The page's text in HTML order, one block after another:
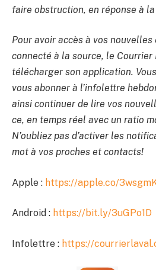
faire obstruction, en réponse à la
Pour avoir accès à vos
connecté à la source, le Courrier
télécharger son application.
vous abonner à l’infolettre
ainsi continuer de lire vos
ce, en temps réel avec un ratio
N’oubliez pas d’activer les
mot à vos proches et contacts!
Apple : https://apple.co/
Android : https://bit.ly/3uGPo1D
Infolettre : https://